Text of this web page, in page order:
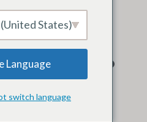
Recursos
pela IA.
States)
Language
switch language